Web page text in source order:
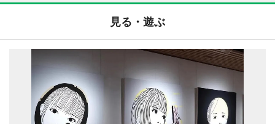
見る・遊ぶ